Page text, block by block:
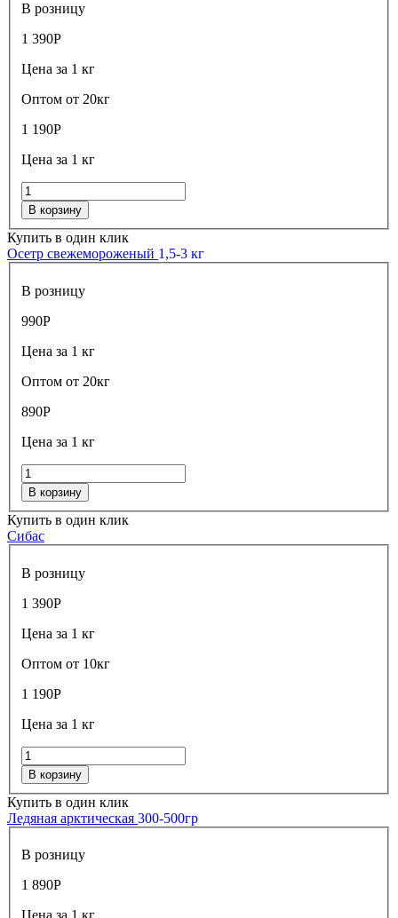
В розницу
1 390Р
Цена за 1 кг
Оптом от 20кг
1 190Р
Цена за 1 кг
В корзину
Купить в один клик
Осетр свежемороженый 1,5-3 кг
В розницу
990Р
Цена за 1 кг
Оптом от 20кг
890Р
Цена за 1 кг
В корзину
Купить в один клик
Сибас
В розницу
1 390Р
Цена за 1 кг
Оптом от 10кг
1 190Р
Цена за 1 кг
В корзину
Купить в один клик
Ледяная арктическая 300-500гр
В розницу
1 890Р